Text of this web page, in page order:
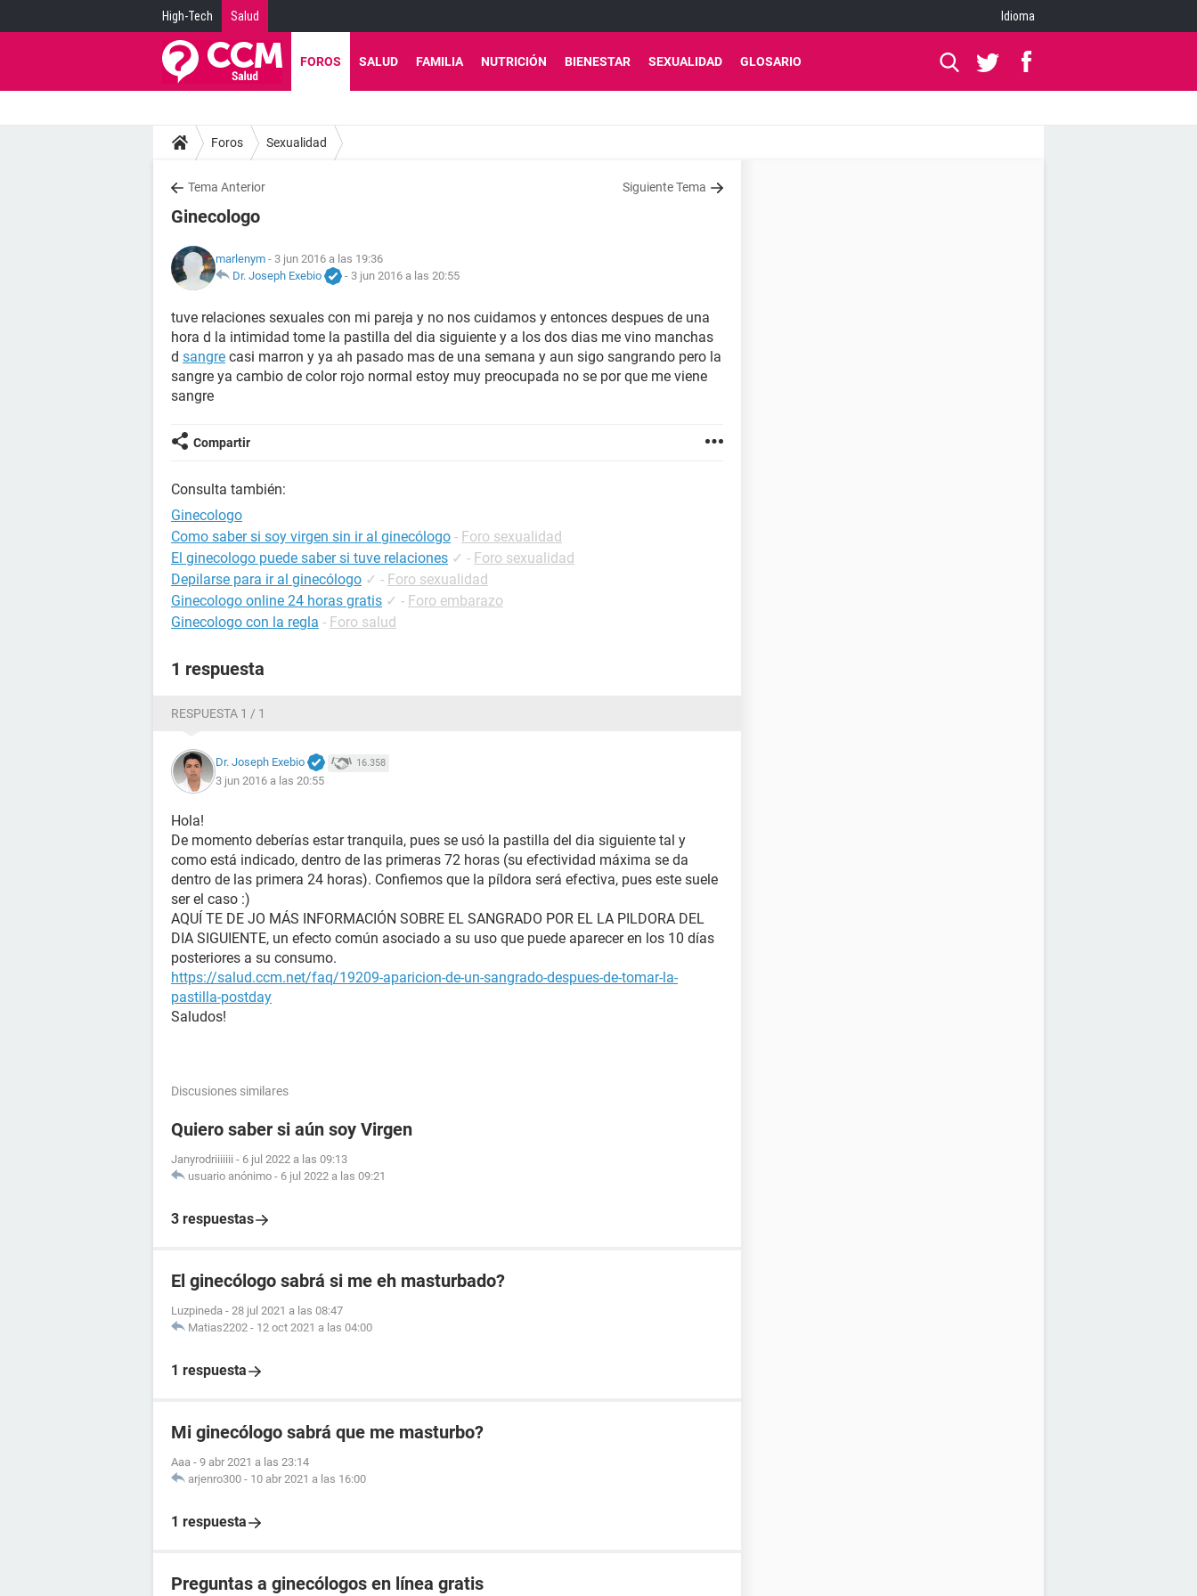
High-Tech Salud Idioma
FOROS SALUD FAMILIA NUTRICIÓN BIENESTAR SEXUALIDAD GLOSARIO
Foros Sexualidad
Tema Anterior Siguiente Tema
Ginecologo
marlenym - 3 jun 2016 a las 19:36
Dr. Joseph Exebio
- 3 jun 2016 a las 20:55
tuve relaciones sexuales con mi pareja y no nos cuidamos y entonces despues de una
hora d la intimidad tome la pastilla del dia siguiente y a los dos dias me vino manchas
d sangre casi marron y ya ah pasado mas de una semana y aun sigo sangrando pero la
sangre ya cambio de color rojo normal estoy muy preocupada no se por que me viene
sangre
Compartir
Consulta también:
Ginecologo
Como saber si soy virgen sin ir al ginecólogo - Foro sexualidad
El ginecologo puede saber si tuve relaciones ✓ - Foro sexualidad
Depilarse para ir al ginecólogo ✓ - Foro sexualidad
Ginecologo online 24 horas gratis ✓ - Foro embarazo
Ginecologo con la regla - Foro salud
1 respuesta
RESPUESTA 1 / 1
Dr. Joseph Exebio 16.358
3 jun 2016 a las 20:55
Hola!
De momento deberías estar tranquila, pues se usó la pastilla del dia siguiente tal y
como está indicado, dentro de las primeras 72 horas (su efectividad máxima se da
dentro de las primera 24 horas). Confiemos que la píldora será efectiva, pues este suele
ser el caso :)
AQUÍ TE DE JO MÁS INFORMACIÓN SOBRE EL SANGRADO POR EL LA PILDORA DEL
DIA SIGUIENTE, un efecto común asociado a su uso que puede aparecer en los 10 días
posteriores a su consumo.
https://salud.ccm.net/faq/19209-aparicion-de-un-sangrado-despues-de-tomar-la-
pastilla-postday
Saludos!
Discusiones similares
Quiero saber si aún soy Virgen
Janyrodriiiiiii - 6 jul 2022 a las 09:13
usuario anónimo - 6 jul 2022 a las 09:21
3 respuestas
El ginecólogo sabrá si me eh masturbado?
Luzpineda - 28 jul 2021 a las 08:47
Matias2202 - 12 oct 2021 a las 04:00
1 respuesta
Mi ginecólogo sabrá que me masturbo?
Aaa - 9 abr 2021 a las 23:14
arjenro300 - 10 abr 2021 a las 16:00
1 respuesta
Preguntas a ginecólogos en línea gratis